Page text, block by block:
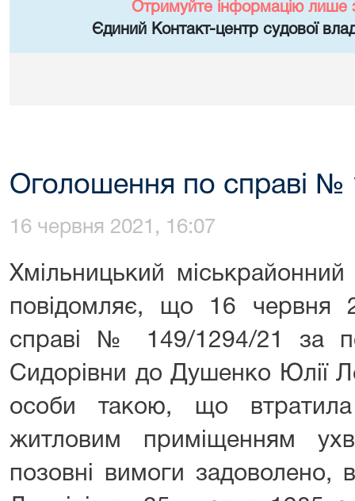
Отримуйте інформацію лише
Єдиний Контакт-центр судової
Оголошення по справі №
16 червня 2021, 16:07
Хмільницький міськрайонний
повідомляє, що 16 червня
справі № 149/1294/21 за
Сидорівни до Душенко Юлії
особи такою, що втратила
житловим приміщенням
позовні вимоги